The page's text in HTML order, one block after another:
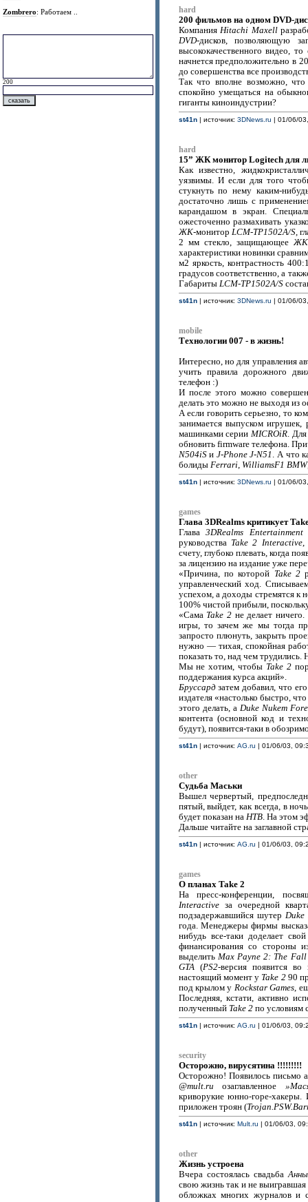
Zombrero: Работаем ..
200
hard
200 фильмов на одном DVD-
КомпанияHitachi Maxell
DVD-дисков, позволяющую
высококачественного видео,
начнется предположительно в
до совершенства все
Так что вполне возможно, что
спокойно умещаться на
гиганты киноиндустрии?
st41n| источник: 3DNews.ru | 01/06/
hard
15” ЖК монитор Logitech для
Как известно,
уязвимы. И если для того
стукнуть по нему каким-
достаточно лишь с
карандашом в экран.
ожесточенно размахивать
ЖК-монитор LCM-TP1502A/S,
2 мм стекло, защищающееЖК
характеристики новинки
м2 яркость, контрастность
градусов соответственно, а
Габариты LCM-TP1502A/S
st41n| источник: 3DNews.ru | 01/06/
mobile
Технологии 007 - в жизнь!
Интересно, но для управления
учить правила дорожного
телефон :)
И после этого можно
делать это можно не выходя из
А если говорить серьезно, то
занимается выпуском игрушек,
машинками серииMICROiR.
обновить firmware телефона.
N504iSи J-Phone J-N51 . А что
болиды Ferrari, WilliamsF1 BMW
st41n| источник: 3DNews.ru | 01/06/
games
Глава 3DRealms критикует
Глава3DRealms
руководства Take 2 Interactive,
счету, глубоко плевать, когда
за лицензию на издание уже
«Причина, по которой Take 2
управленческий ход.
успехом, а доходы стремятся к
100% чистой прибыли,
«Сама Take 2не делает
игры, то зачем же мы тогда
запросто плюнуть, закрыть
нужно — тихая, спокойная
показать то, над чем
Мы не хотим, чтобы Take 2
поддержания курса акций».
Бруссардзатем добавил, что
издателя «настолько быстро,
этого делать, а Duke Nukem
контента (основной код и
будут), появится-таки в
st41n| источник: AG.ru | 01/06/03,
other
Судьба Маськи
Вышел червертый,
пятый, выйдет, как всегда, в
будет показан на НТВ. На этом
Дальше читайте на заглавной
st41n| источник: AG.ru | 01/06/03,
games
О планах Take 2
На пресс-конференции,
Interactiveза очередной
подзадержавшийся шутер Duke
года. Менеджеры фирмы
нибудь все-таки доделает
финансирования со стороны
выделить Max Payne 2: The
GTA(PS2-версия появится
настоящий момент у Take 290
под крылом у Rockstar Games,
Последняя, кстати, активно
полученный Take 2по условиям
st41n| источник: AG.ru | 01/06/03,
security
Осторожно, вирусятина !!!!!!!!!
Осторожно! Появилось письмо
@mult.ru озаглавленное
криворукие юнно-горе-
приложен троян (
st41n| источник: Mult.ru | 01/06/03,
other
Жизнь устроена
Вчера состоялась свадьба
свою жизнь так и не
обложках многих журналов и